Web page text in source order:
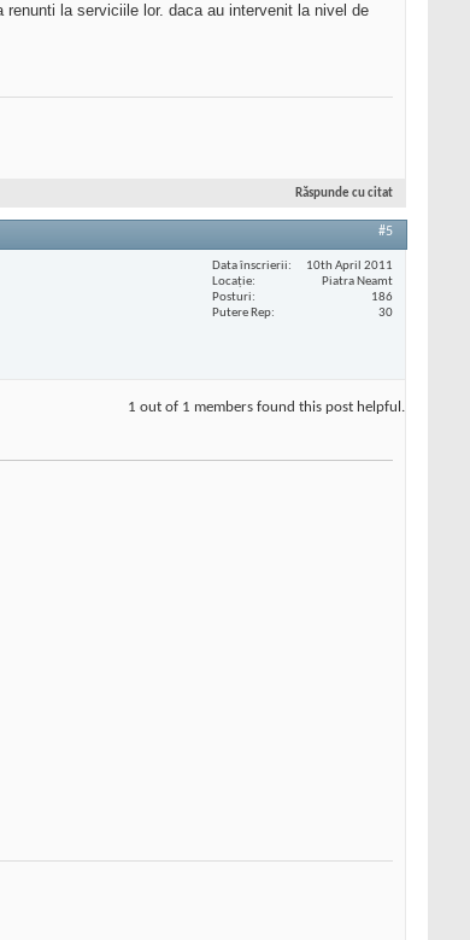
la serviciile lor. daca au intervenit la nivel de
Răspunde cu citat
#5
Data înscrierii
10th April 2011
Locaţie
Piatra Neamt
Posturi
186
Putere Rep
30
1 out of 1 members found this post helpful.